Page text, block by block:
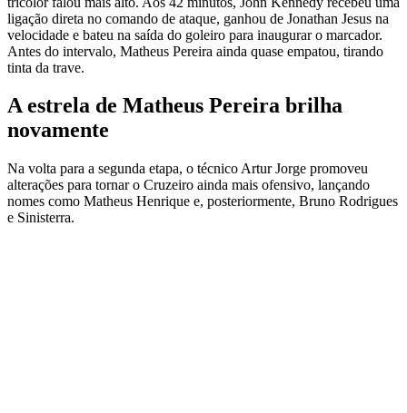
ligação direta no comando de ataque, ganhou de Jonathan Jesus na
velocidade e bateu na saída do goleiro para inaugurar o marcador.
Antes do intervalo, Matheus Pereira ainda quase empatou, tirando
tinta da trave.
A estrela de Matheus Pereira brilha
novamente
Na volta para a segunda etapa, o técnico Artur Jorge promoveu
alterações para tornar o Cruzeiro ainda mais ofensivo, lançando
nomes como Matheus Henrique e, posteriormente, Bruno Rodrigues
e Sinisterra.